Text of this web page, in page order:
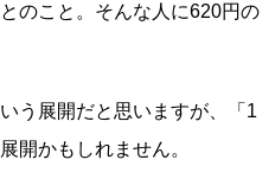
のこと。そんな人に620円の
う展開だと思いますが、「1
開かもしれません。